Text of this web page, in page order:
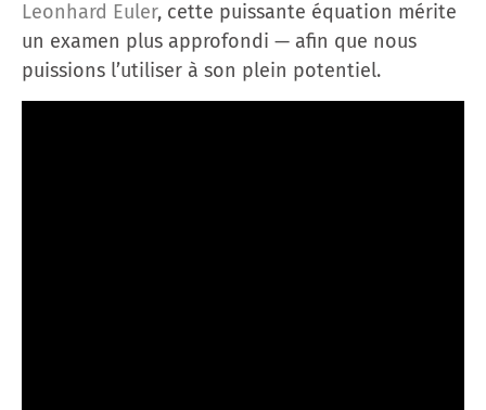
Leonhard Euler, cette puissante équation mérite
un examen plus approfondi — afin que nous
puissions l’utiliser à son plein potentiel.